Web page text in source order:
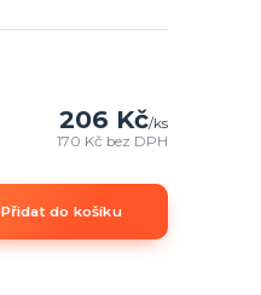
206 Kč/ks
170 Kč bez DPH
Přidat do košíku